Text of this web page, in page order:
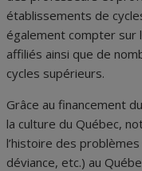
établissements de
également compter sur
affiliés ainsi que de
cycles supérieurs.
Grâce au financement
la culture du Québec,
l’histoire des
déviance, etc.) au